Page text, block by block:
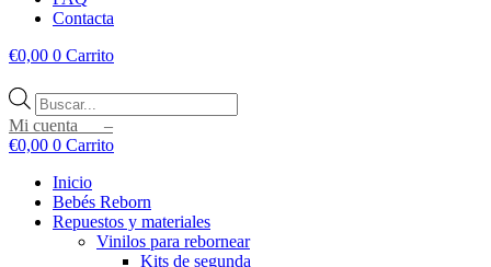
Contacta
€0,00 0 Carrito
Búsqueda
de
productos
Mi cuenta –
€0,00 0 Carrito
Inicio
Bebés Reborn
Repuestos y materiales
Vinilos para rebornear
Kits de segunda